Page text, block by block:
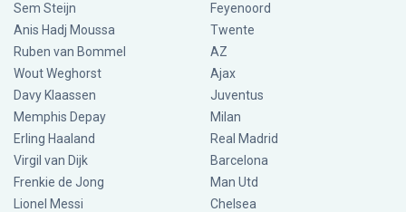
Sem Steijn
Anis Hadj Moussa
Ruben van Bommel
Wout Weghorst
Davy Klaassen
Memphis Depay
Erling Haaland
Virgil van Dijk
Frenkie de Jong
Lionel Messi
Feyenoord
Twente
AZ
Ajax
Juventus
Milan
Real Madrid
Barcelona
Man Utd
Chelsea